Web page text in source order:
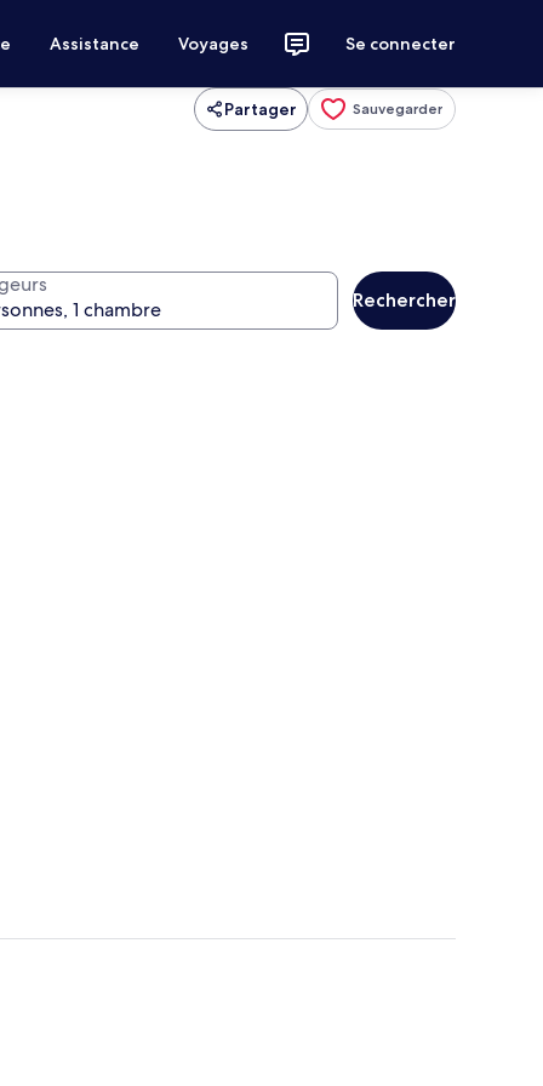
Assistance Voyages Se connecter
Partager Sauvegarder
Rechercher